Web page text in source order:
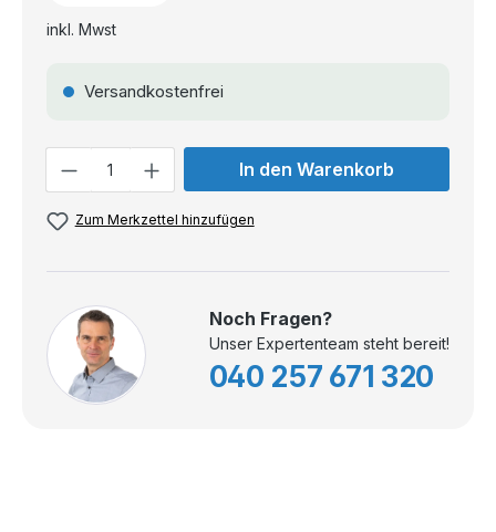
inkl. Mwst
Versandkostenfrei
In den Warenkorb
Zum Merkzettel hinzufügen
Noch Fragen?
Unser Expertenteam steht bereit!
040 257 671 320